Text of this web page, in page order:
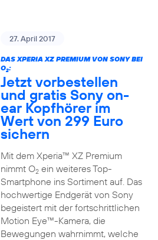
27. April 2017
DAS XPERIA XZ PREMIUM VON SONY BEI
O2:
Jetzt vorbestellen
und gratis Sony on-
ear Kopfhörer im
Wert von 299 Euro
sichern
Mit dem Xperia™ XZ Premium
nimmt O2ein weiteres Top-
Smartphone ins Sortiment auf. Das
hochwertige Endgerät von Sony
begeistert mit der fortschrittlichen
Motion Eye™-Kamera, die
Bewegungen wahrnimmt, welche